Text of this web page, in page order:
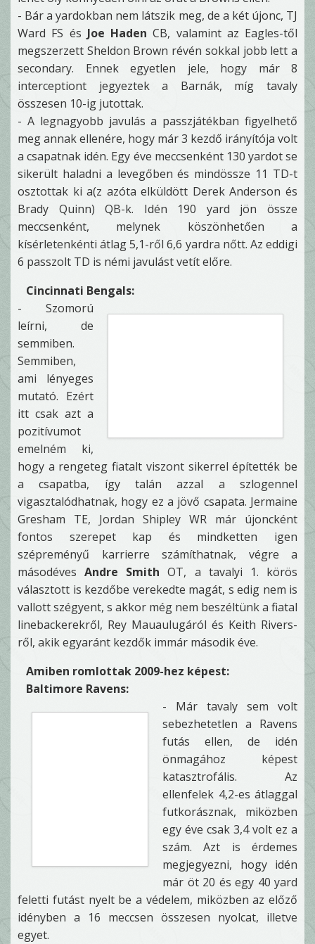
- Bár a yardokban nem látszik meg, de a két újonc, TJ
Ward FS és Joe HadenCB, valamint az Eagles-től
megszerzett Sheldon Brown révén sokkal jobb lett a
secondary. Ennek egyetlen jele, hogy már 8
interceptiont jegyeztek a Barnák, míg tavaly
összesen 10-ig jutottak.
- A legnagyobb javulás a passzjátékban figyelhető
meg annak ellenére, hogy már 3 kezdő irányítója volt
a csapatnak idén. Egy éve meccsenként 130 yardot se
sikerült haladni a levegőben és mindössze 11 TD-t
osztottak ki a(z azóta elküldött Derek Anderson és
Brady Quinn) QB-k. Idén 190 yard jön össze
meccsenként, melynek köszönhetően a
kísérletenkénti átlag 5,1-ről 6,6 yardra nőtt. Az eddigi
6 passzolt TD is némi javulást vetít előre.
Cincinnati Bengals:
- Szomorú
leírni, de
semmiben.
Semmiben,
ami lényeges
mutató. Ezért
itt csak azt a
pozitívumot
emelném ki,
hogy a rengeteg fiatalt viszont sikerrel építették be
a csapatba, így talán azzal a szlogennel
vigasztalódhatnak, hogy ez a jövő csapata. Jermaine
Gresham TE, Jordan Shipley WR már újoncként
fontos szerepet kap és mindketten igen
szépreményű karrierre számíthatnak, végre a
másodévesAndre SmithOT, a tavalyi 1. körös
választott is kezdőbe verekedte magát, s edig nem is
vallott szégyent, s akkor még nem beszéltünk a fiatal
linebackerekről, Rey Mauaulugáról és Keith Rivers-
ről, akik egyaránt kezdők immár második éve.
Amiben romlottak 2009-hez képest:
Baltimore Ravens:
- Már tavaly sem volt
sebezhetetlen a Ravens
futás ellen, de idén
önmagához képest
katasztrofális. Az
ellenfelek 4,2-es átlaggal
futkorásznak, miközben
egy éve csak 3,4 volt ez a
szám. Azt is érdemes
megjegyezni, hogy idén
már öt 20 és egy 40 yard
feletti futást nyelt be a védelem, miközben az előző
idényben a 16 meccsen összesen nyolcat, illetve
egyet.